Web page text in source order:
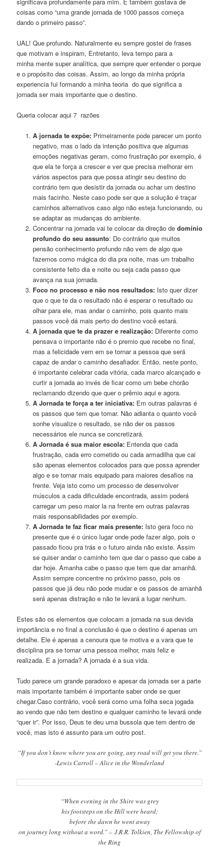
coisas como “uma grande jornada de 1000 passos começa
dando o primeiro passo”.
UAL! Que profundo. Naturalmente eu sempre gostei de frases
que motivam e inspiram, Entretanto, leva tempo para a
minha mente super analítica, que sempre quer entender o porque
e o propósito das coisas. Assim, ao longo da minha própria
experiencia fui formando a minha teoria do que significa a
jornada ser mais importante que o destino.
Queria colocar aqui 7 razões
A jornada te expõe:Primeiramente pode parecer um ponto
negativo, mas o lado da intenção positiva que algumas
emoções negativas geram, como frustração por exemplo, é
que ela te força a crescer e ver que precisa melhorar em
vários aspectos para que possa atingir seu destino do
contrário tem que desistir da jornada ou achar um destino
mais facinho. Neste caso pode ser que a solução é traçar
caminhos alternativos caso algo não esteja funcionando, ou
se adaptar as mudanças do ambiente.
Concentrar na jornada vai te colocar da direção de domínio
profundo do seu assunto: Do contrário que muitos
pensão conhecimento profundo não vem de algo que
fazemos como mágica do dia pra noite, mas um trabalho
consistente feito dia e noite ou seja cada passo que
avança na sua jornada.
Foco no processo e não nos resultados: Isto quer dizer
que o que te da o resultado não é esperar o resultado ou
olhar para ele, mas andar o caminho, pois quanto mais
passos você dá mais perto do destino você estará.
A jornada que te da prazer e realização:Diferente como
pensava o importante não é o premio que recebe no final,
mas a felicidade vem em se tornar a pessoa que será
capaz de andar o caminho desafiador. Então, neste ponto,
é importante celebrar cada vitória, cada marco alcançado e
curtir a jornada ao invés de ficar como um bebe chorão
reclamando dizendo que quer o prêmio aqui e agora.
A Jornada te força a ter iniciativa: Em outras palavras é
os passos que tem que tomar. Não adianta o quanto você
sonhe visualize o resultado, se não der os passos
necessários ele nunca se concretizará.
A Jornada é sua maior escola:Entenda que cada
frustração, cada erro cometido ou cada armadilha que cai
são apenas elementos colocados para que possa aprender
algo e se tornar mais equipado para maiores desafios na
frente. Veja isto como um processo de desenvolver
músculos a cada dificuldade encontrada, assim poderá
carregar um peso maior la na frente em outras palavras
mais responsabilidades por exemplo.
A Jornada te faz ficar mais presente:Isto gera foco no
presente que é o único lugar onde pode fazer algo, pois o
passado ficou pra trás e o futuro ainda não existe. Assim
se quiser andar o caminho tem que dar o passo que cabe a
dar hoje. Amanha cabe o passo que tem que dar amanhã.
Assim sempre concentre no próximo passo, pois os
passos que já deu não pode mudar e os passos de amanhã
será apenas distração e não te levará a lugar nenhum.
Estes são os elementos que colocam a jornada na sua devida
importância e no final a conclusão é que o destino é apenas um
detalhe. Ele é apenas a cenoura que te motiva e a vara que te
disciplina pra se tornar uma pessoa melhor, mais feliz e
realizada. E a jornada? A jornada é a sua vida.
Tudo parece um grande paradoxo e apesar da jornada ser a parte
mais importante também é importante saber onde se quer
chegar.Caso contrário, você será como uma folha seca jogada
ao vendo que não tem destino e qualquer caminho te levará onde
“quer ir”. Por isso, Deus te deu uma bussola que tem dentro de
você, mas isto é assunto para um outro post.
“If you don’t know where you are going, any road will get you there.”
-Lewis Carroll – Alice in the Wonderland
“When evening in the Shire was grey
his footsteps on the Hill were heard;
before the dawn he went away
on journey long without a word.” – J.R.R. Tolkien, The Fellowship of
the Ring